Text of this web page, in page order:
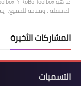
المتنقلة ، ومتاحة
المشاركات الأخيرة
التسميات